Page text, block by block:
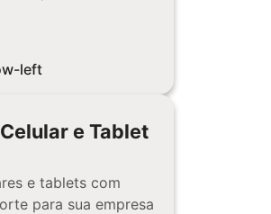
e Tablet
e tablets com
para sua empresa